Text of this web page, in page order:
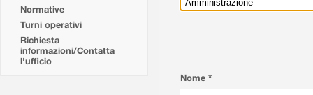
Normative
Turni operativi
Richiesta
informazioni/Contatta
l'ufficio
Nome *